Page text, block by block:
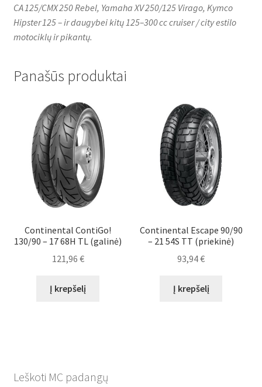
CA 125/CMX 250 Rebel, Yamaha XV 250/125 Virago, Kymco
Hipster 125 – ir daugybei kitų 125–300 cc cruiser / city estilo
motociklų ir pikantų.
Panašūs produktai
Continental ContiGo!
130/90 – 17 68H TL (galinė)
121,96 €
Į krepšelį
Continental Escape 90/90
– 21 54S TT (priekinė)
93,94€
Į krepšelį
Leškoti MC padangų